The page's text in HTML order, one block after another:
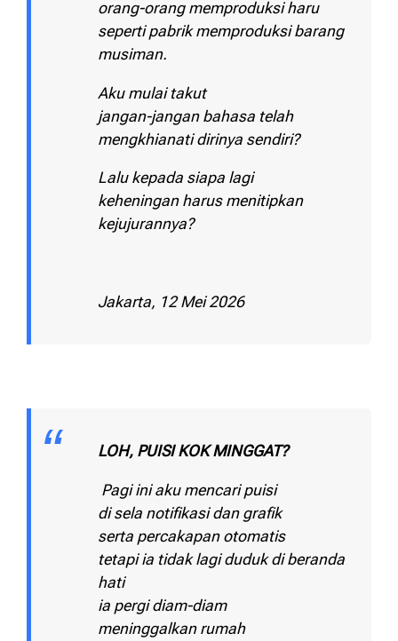
orang-orang memproduksi haru
seperti pabrik memproduksi barang
musiman.
Aku mulai takut
jangan-jangan bahasa telah
mengkhianati dirinya sendiri?
Lalu kepada siapa lagi
keheningan harus menitipkan
kejujurannya?
Jakarta, 12 Mei 2026
LOH, PUISI KOK MINGGAT?
Pagi ini aku mencari puisi
di sela notifikasi dan grafik
serta percakapan otomatis
tetapi ia tidak lagi duduk di beranda
hati
ia pergi diam-diam
meninggalkan rumah